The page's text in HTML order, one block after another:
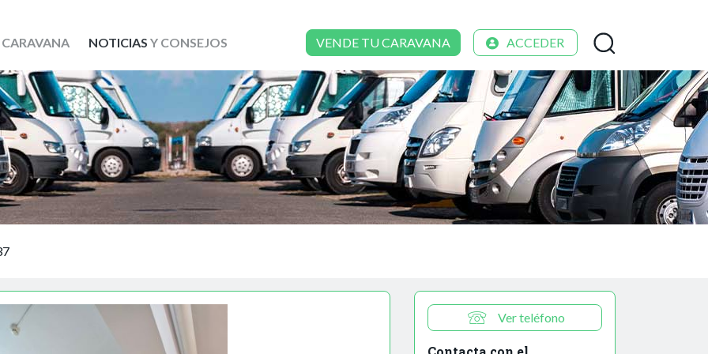
NOTICIAS Y CONSEJOS VENDE TU CARAVANA ACCEDER
Ver teléfono